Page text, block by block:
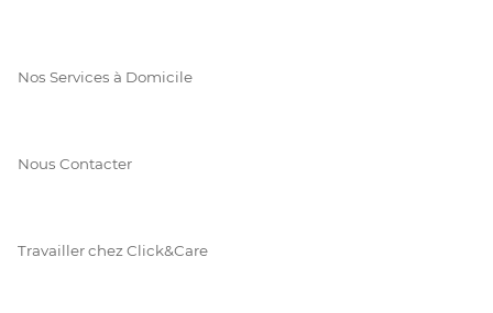
Nos Services à Domicile
Nous Contacter
Travailler chez Click&Care